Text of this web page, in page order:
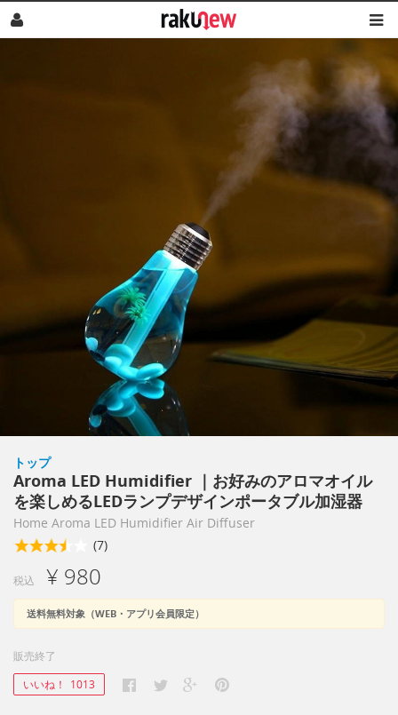
トップ
Aroma LED Humidifier ｜お好みのアロマオイル
を楽しめるLEDランプデザインポータブル加湿器
Home Aroma LED Humidifier Air Diffuser
(7)
税込 ¥ 980
送料無料対象（WEB・アプリ会員限定）
販売終了
いいね！
1013